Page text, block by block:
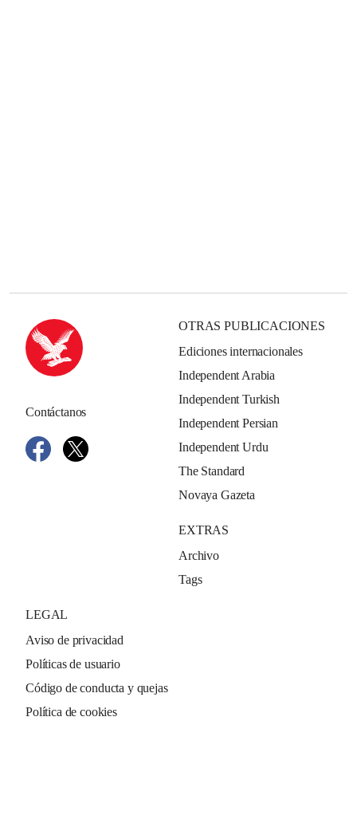
Contáctanos
OTRAS PUBLICACIONES
Ediciones internacionales
Independent Arabia
Independent Turkish
Independent Persian
Independent Urdu
The Standard
Novaya Gazeta
EXTRAS
Archivo
Tags
LEGAL
Aviso de privacidad
Políticas de usuario
Código de conducta y quejas
Política de cookies